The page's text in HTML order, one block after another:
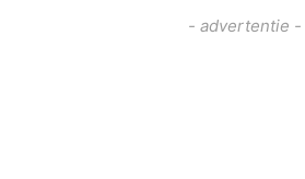
- advertentie -